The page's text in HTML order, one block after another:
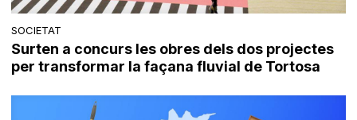
SOCIETAT
Surten a concurs les obres dels dos projectes
per transformar la façana fluvial de Tortosa